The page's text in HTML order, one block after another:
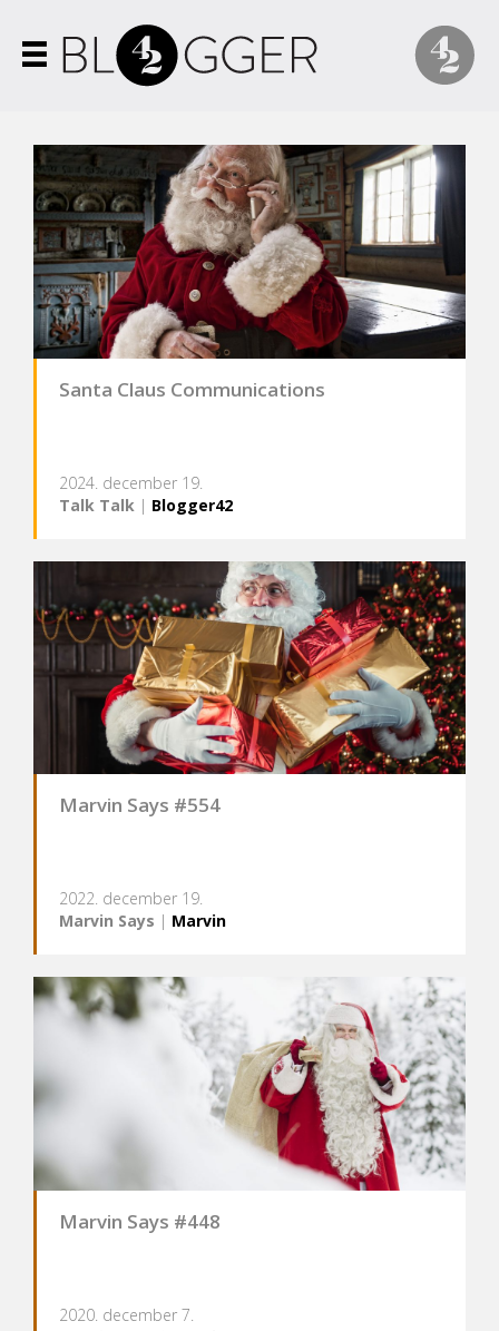
Santa Claus Communications
2024. december 19.
Talk Talk | Blogger42
Marvin Says #554
2022. december 19.
Marvin Says | Marvin
Marvin Says #448
2020. december 7.